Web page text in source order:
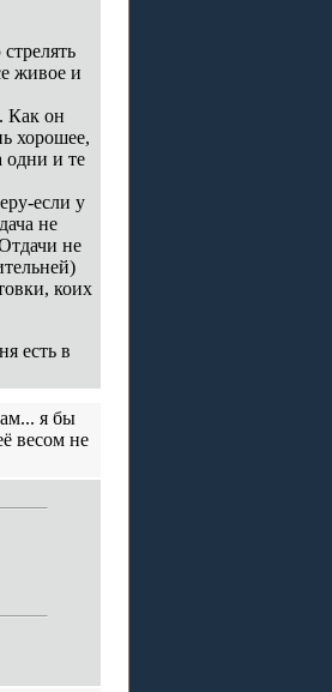
живое и
Как он
хорошее,
одни и те
если у
не
не
коих
есть в
я бы
весом не